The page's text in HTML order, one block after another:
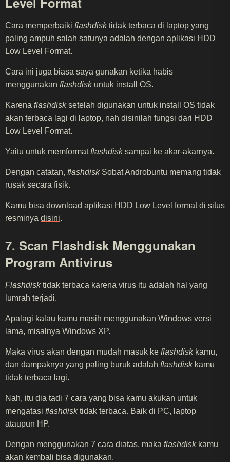
Cara memperbaiki flashdisktidak terbaca di laptop yang
paling ampuh salah satunya adalah dengan aplikasi HDD
Low Level Format.
Cara ini juga biasa saya gunakan ketika habis
menggunakan flashdiskuntuk install OS.
Karena flashdisksetelah digunakan untuk install OS tidak
akan terbaca lagi di laptop, nah disinilah fungsi dari HDD
Low Level Format.
Yaitu untuk memformatflashdisksampai ke akar-akarnya.
Dengan catatan, flashdiskSobat Androbuntu memang tidak
rusak secara fisik.
Kamu bisa download aplikasi HDD Low Level format di situs
resminya disini.
7. Scan Flashdisk Menggunakan
Program Antivirus
Flashdisktidak terbaca karena virus itu adalah hal yang
lumrah terjadi.
Apalagi kalau kamu masih menggunakan Windows versi
lama, misalnya Windows XP.
Maka virus akan dengan mudah masuk ke flashdiskkamu,
dan dampaknya yang paling buruk adalah flashdiskkamu
tidak terbaca lagi.
Nah, itu dia tadi 7 cara yang bisa kamu akukan untuk
mengatasi flashdisktidak terbaca. Baik di PC, laptop
ataupun HP.
Dengan menggunakan 7 cara diatas, maka flashdiskkamu
akan kembali bisa digunakan.